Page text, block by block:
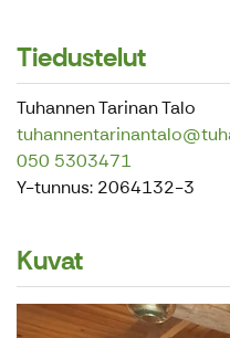
Tiedustelut
Tuhannen Tarinan Talo
050 5303471
Y-tunnus: 2064132-3
Kuvat